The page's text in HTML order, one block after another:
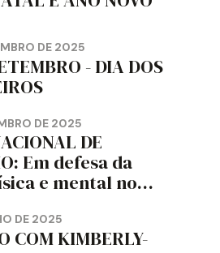
DE 2025
- DIA DOS
DE 2025
DE
da
e mental no
sindical.
DE 2025
COM KIMBERLY-